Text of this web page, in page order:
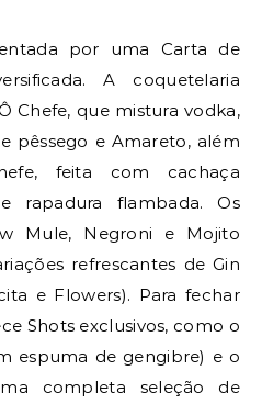
por uma Carta de
A coquetelaria
Chefe, que mistura vodka,
pêssego e Amareto, além
feita com cachaça
rapadura flambada. Os
Mule, Negroni e Mojito
refrescantes de Gin
e Flowers). Para fechar
Shots exclusivos, como o
espuma de gengibre) e o
completa seleção de